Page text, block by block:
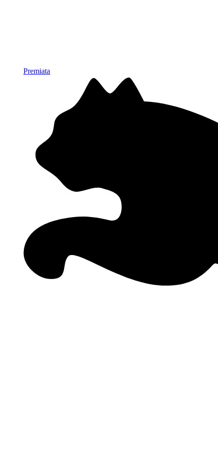
Premiata